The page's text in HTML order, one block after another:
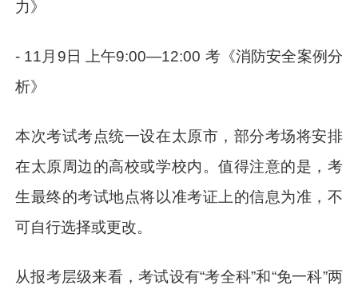
力》
- 11月9日 上午9:00—12:00 考《消防安全案例分
析》
本次考试考点统一设在太原市，部分考场将安排
在太原周边的高校或学校内。值得注意的是，考
生最终的考试地点将以准考证上的信息为准，不
可自行选择或更改。
从报考层级来看，考试设有“考全科”和“免一科”两